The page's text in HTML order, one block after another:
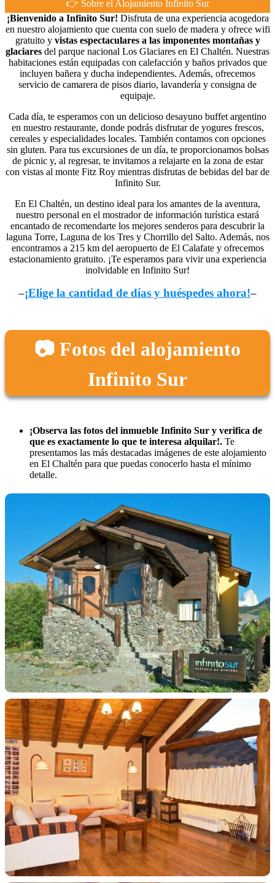
👉 Sobre el Alojamiento Infinito Sur
¡Bienvenido a Infinito Sur! Disfruta de una experiencia acogedora
en nuestro alojamiento que cuenta con suelo de madera y ofrece wifi
gratuito y vistas espectaculares a las imponentes montañas y
glaciares del parque nacional Los Glaciares en El Chaltén. Nuestras
habitaciones están equipadas con calefacción y baños privados que
incluyen bañera y ducha independientes. Además, ofrecemos
servicio de camarera de pisos diario, lavandería y consigna de
equipaje.
Cada día, te esperamos con un delicioso desayuno buffet argentino
en nuestro restaurante, donde podrás disfrutar de yogures frescos,
cereales y especialidades locales. También contamos con opciones
sin gluten. Para tus excursiones de un día, te proporcionamos bolsas
de picnic y, al regresar, te invitamos a relajarte en la zona de estar
con vistas al monte Fitz Roy mientras disfrutas de bebidas del bar de
Infinito Sur.
En El Chaltén, un destino ideal para los amantes de la aventura,
nuestro personal en el mostrador de información turística estará
encantado de recomendarte los mejores senderos para descubrir la
laguna Torre, Laguna de los Tres y Chorrillo del Salto. Además, nos
encontramos a 215 km del aeropuerto de El Calafate y ofrecemos
estacionamiento gratuito. ¡Te esperamos para vivir una experiencia
inolvidable en Infinito Sur!
–¡Elige la cantidad de días y huéspedes ahora!–
📷 Fotos del alojamiento
Infinito Sur
¡Observa las fotos del inmueble Infinito Sur y verifica de
que es exactamente lo que te interesa alquilar!. Te
presentamos las más destacadas imágenes de este alojamiento
en El Chaltén para que puedas conocerlo hasta el mínimo
detalle.